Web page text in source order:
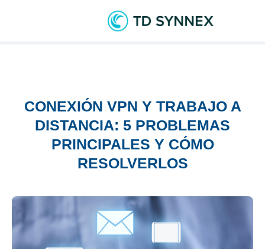
CONEXIÓN VPN Y TRABAJO A
DISTANCIA: 5 PROBLEMAS
PRINCIPALES Y CÓMO
RESOLVERLOS